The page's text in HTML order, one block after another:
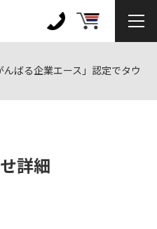
128
ばる企業エース」認定でタウ
詳細